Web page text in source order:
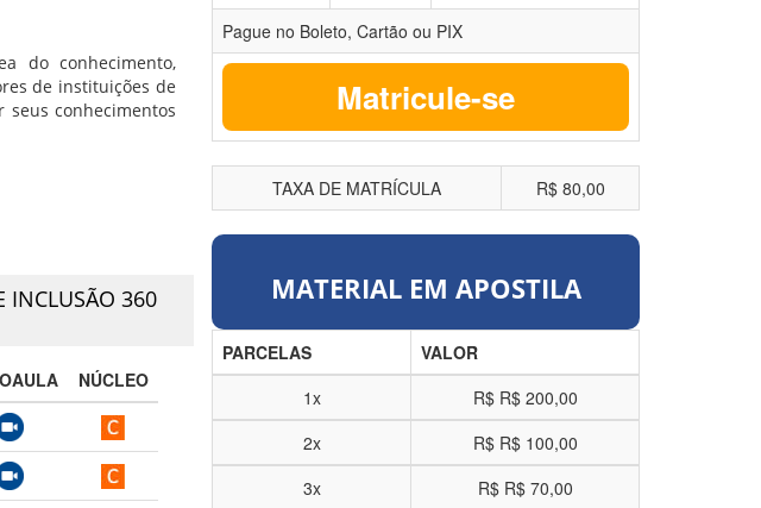
do conhecimento,
de instituições de
conhecimentos
INCLUSÃO 360
NÚCLEO
Pague no Boleto, Cartão ou PIX
Matricule-se
TAXA DE MATRÍCULA R$ 80,00
MATERIAL EM APOSTILA
PARCELAS
VALOR
1x
R$ R$ 200,00
2x
R$ R$ 100,00
3x
R$ R$ 70,00